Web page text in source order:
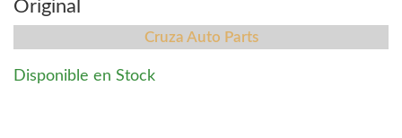
Original
Cruza Auto Parts
Disponible en Stock